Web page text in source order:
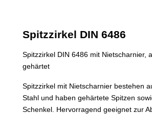
Spitzzirkel DIN 6486
Spitzzirkel DIN 6486 mit Nietscharnier,
gehärtet
Spitzzirkel mit Nietscharnier bestehen
Stahl und haben gehärtete Spitzen
Schenkel. Hervorragend geeignet zur